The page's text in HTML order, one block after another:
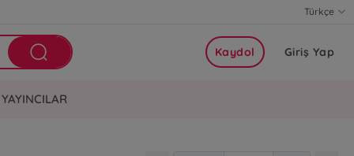
Türkçe
Giriş Yap
Kaydol
YAYINCILAR